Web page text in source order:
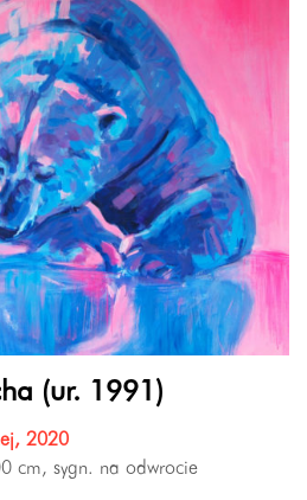
(ur. 1991)
2020
cm, sygn. na odwrocie